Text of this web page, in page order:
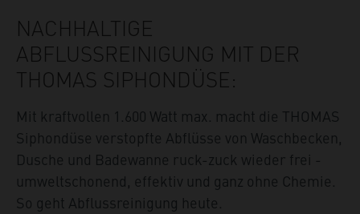
NACHHALTIGE
ABFLUSSREINIGUNG MIT DER
THOMAS SIPHONDÜSE:
Mit kraftvollen 1.600 Watt max. macht die THOMAS
Siphondüse verstopfte Abflüsse von Waschbecken,
Dusche und Badewanne ruck-zuck wieder frei -
umweltschonend, effektiv und ganz ohne Chemie.
So geht Abflussreinigung heute.